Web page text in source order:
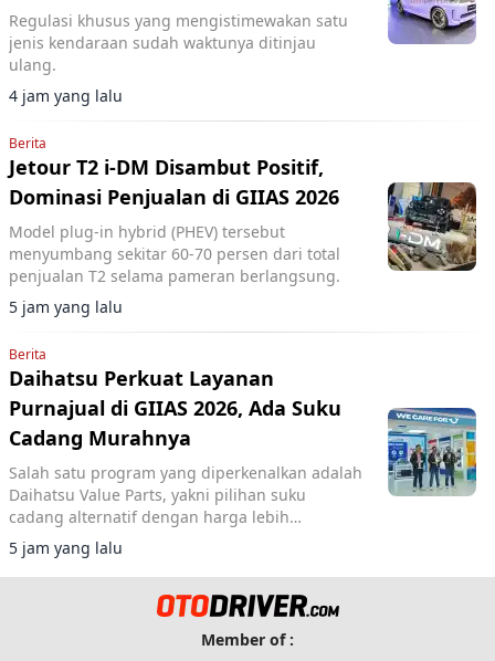
Regulasi khusus yang mengistimewakan satu
jenis kendaraan sudah waktunya ditinjau
ulang.
4 jam yang lalu
Berita
Jetour T2 i-DM Disambut Positif,
Dominasi Penjualan di GIIAS 2026
Model plug-in hybrid (PHEV) tersebut
menyumbang sekitar 60-70 persen dari total
penjualan T2 selama pameran berlangsung.
5 jam yang lalu
Berita
Daihatsu Perkuat Layanan
Purnajual di GIIAS 2026, Ada Suku
Cadang Murahnya
Salah satu program yang diperkenalkan adalah
Daihatsu Value Parts, yakni pilihan suku
cadang alternatif dengan harga lebih
terjangkau.
5 jam yang lalu
Member of :